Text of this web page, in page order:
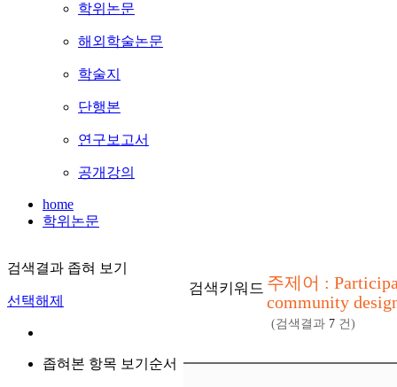
학위논문
해외학술논문
학술지
단행본
연구보고서
공개강의
home
학위논문
검색결과 좁혀 보기
선택해제
좁혀본 항목 보기순서
검색키워드 주제어 :
community
(검색결과 7 건)